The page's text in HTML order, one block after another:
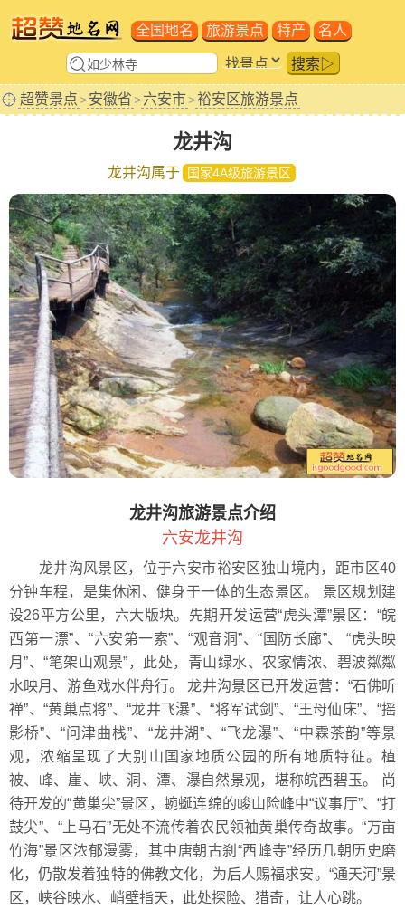
全国地名 旅游景点 特产 名人
搜索▷
超赞景点>安徽省>六安市>裕安区旅游景点
龙井沟
龙井沟属于 国家4A级旅游景区
龙井沟旅游景点介绍
六安龙井沟
龙井沟风景区，位于六安市裕安区独山境内，距市区40
分钟车程，是集休闲、健身于一体的生态景区。 景区规划建
设26平方公里，六大版块。先期开发运营“虎头潭”景区：“皖
西第一漂”、“六安第一索”、“观音洞”、“国防长廊”、 “虎头映
月”、“笔架山观景”，此处，青山绿水、农家情浓、碧波粼粼
水映月、游鱼戏水伴舟行。 龙井沟景区已开发运营：“石佛听
禅”、“黄巢点将”、“龙井飞瀑”、“将军试剑”、“王母仙床”、“摇
影桥”、“问津曲栈”、“龙井湖”、“飞龙瀑”、“中霖茶韵”等景
观，浓缩呈现了大别山国家地质公园的所有地质特征。植
被、峰、崖、峡、洞、潭、瀑自然景观，堪称皖西碧玉。 尚
待开发的“黄巢尖”景区，蜿蜒连绵的峻山险峰中“议事厅”、“打
鼓尖”、“上马石”无处不流传着农民领袖黄巢传奇故事。“万亩
竹海”景区浓郁漫雾，其中唐朝古刹“西峰寺”经历几朝历史磨
化，仍散发着独特的佛教文化，为后人赐福求安。“通天河”景
区，峡谷映水、峭壁指天，此处探险、猎奇，让人心跳。